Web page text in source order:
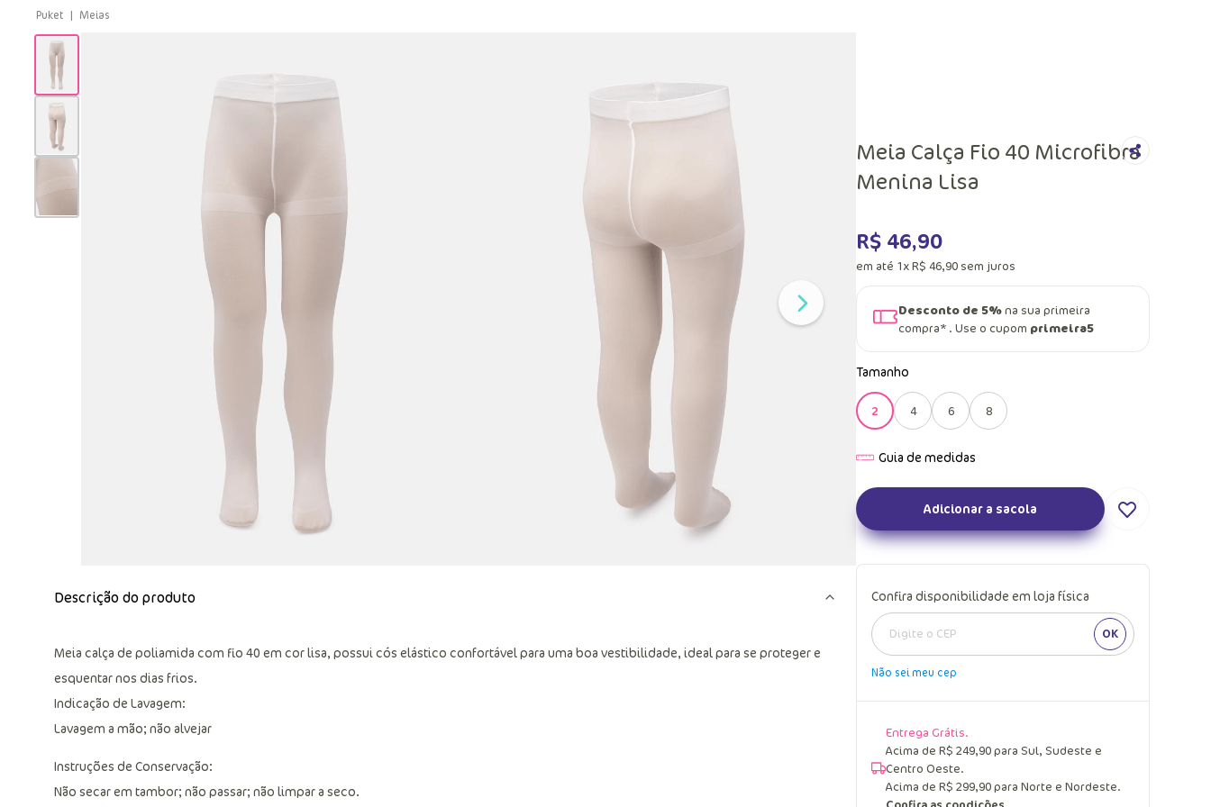
Meias
Descrição do produto
Meia calça de poliamida com fio 40 em cor lisa, possui cós elástico confortável para uma boa vestibilidade, ideal para se proteger e
esquentar nos dias frios.
Indicação de Lavagem:
Lavagem a mão; não alvejar
Instruções de Conservação:
Não secar em tambor; não passar; não limpar a seco.
Meia Calça Fio 40 Microfibra
Menina Lisa
R$ 46,90
em até 1xR$ 46,90 sem juros
Desconto de 5%na sua primeira
compra* . Use o cupom primeira5
Tamanho
2 4 6 8
Adicionar a sacola
Confira disponibilidade em loja física
OK
Não sei meu cep
Entrega Grátis.
Acima de R$ 249,90 para Sul, Sudeste e
Centro Oeste.
Acima de R$ 299,90 para Norte e Nordeste.